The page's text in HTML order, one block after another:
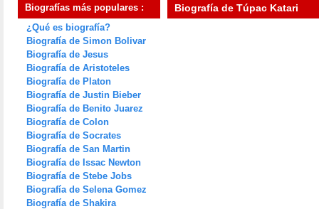
Biografías más populares :
¿Qué es biografía?
Biografía de Simon Bolivar
Biografía de Jesus
Biografía de Aristoteles
Biografía de Platon
Biografía de Justin Bieber
Biografía de Benito Juarez
Biografía de Colon
Biografía de Socrates
Biografía de San Martin
Biografía de Issac Newton
Biografía de Stebe Jobs
Biografía de Selena Gomez
Biografía de Shakira
Biografía de Túpac Katari